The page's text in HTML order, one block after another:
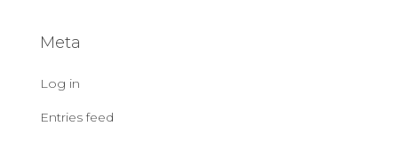
Meta
Log in
Entries feed